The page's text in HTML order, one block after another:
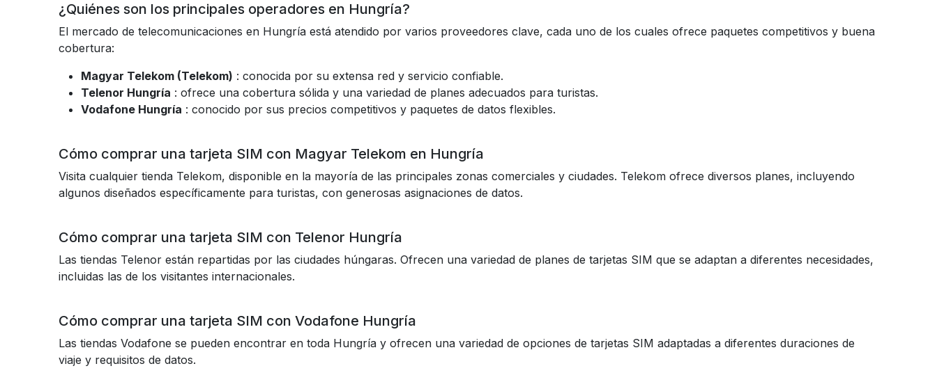
¿Quiénes son los principales operadores en Hungría?
El mercado de telecomunicaciones en Hungría está atendido por varios proveedores clave, cada uno de los cuales ofrece paquetes competitivos y buena
cobertura:
Magyar Telekom (Telekom) : conocida por su extensa red y servicio confiable.
Telenor Hungría : ofrece una cobertura sólida y una variedad de planes adecuados para turistas.
Vodafone Hungría : conocido por sus precios competitivos y paquetes de datos flexibles.
Cómo comprar una tarjeta SIM con Magyar Telekom en Hungría
Visita cualquier tienda Telekom, disponible en la mayoría de las principales zonas comerciales y ciudades. Telekom ofrece diversos planes, incluyendo
algunos diseñados específicamente para turistas, con generosas asignaciones de datos.
Cómo comprar una tarjeta SIM con Telenor Hungría
Las tiendas Telenor están repartidas por las ciudades húngaras. Ofrecen una variedad de planes de tarjetas SIM que se adaptan a diferentes necesidades,
incluidas las de los visitantes internacionales.
Cómo comprar una tarjeta SIM con Vodafone Hungría
Las tiendas Vodafone se pueden encontrar en toda Hungría y ofrecen una variedad de opciones de tarjetas SIM adaptadas a diferentes duraciones de
viaje y requisitos de datos.